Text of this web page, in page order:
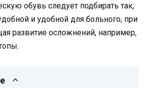
обувь следует подбирать так,
и удобной для больного, при
развитие осложнений, например,